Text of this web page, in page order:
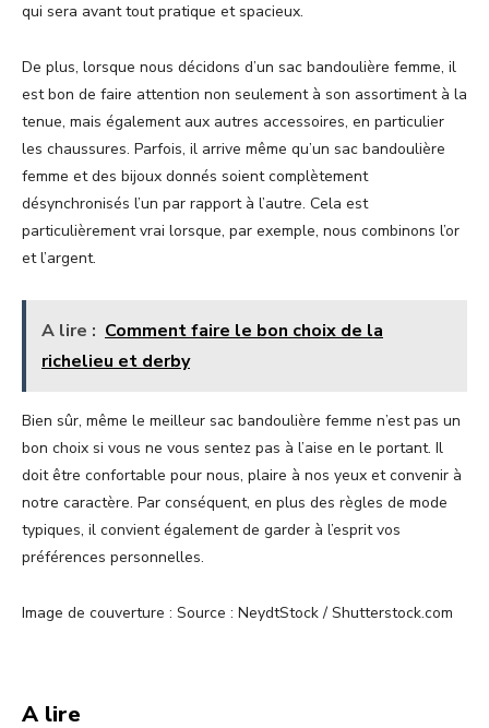
qui sera avant tout pratique et spacieux.
De plus, lorsque nous décidons d’un sac bandoulière femme, il
est bon de faire attention non seulement à son assortiment à la
tenue, mais également aux autres accessoires, en particulier
les chaussures. Parfois, il arrive même qu’un sac bandoulière
femme et des bijoux donnés soient complètement
désynchronisés l’un par rapport à l’autre. Cela est
particulièrement vrai lorsque, par exemple, nous combinons l’or
et l’argent.
A lire : Comment faire le bon choix de la
richelieu et derby
Bien sûr, même le meilleur sac bandoulière femme n’est pas un
bon choix si vous ne vous sentez pas à l’aise en le portant. Il
doit être confortable pour nous, plaire à nos yeux et convenir à
notre caractère. Par conséquent, en plus des règles de mode
typiques, il convient également de garder à l’esprit vos
préférences personnelles.
Image de couverture : Source : NeydtStock / Shutterstock.com
A lire